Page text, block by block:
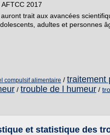
2017
trait aux avancées
adultes et personnes
compulsif alimentaire / traitement
/ trouble de l humeur /
et statistique des